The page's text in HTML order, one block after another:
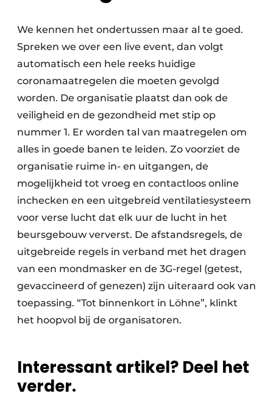
We kennen het ondertussen maar al te goed.
Spreken we over een live event, dan volgt
automatisch een hele reeks huidige
coronamaatregelen die moeten gevolgd
worden. De organisatie plaatst dan ook de
veiligheid en de gezondheid met stip op
nummer 1. Er worden tal van maatregelen om
alles in goede banen te leiden. Zo voorziet de
organisatie ruime in- en uitgangen, de
mogelijkheid tot vroeg en contactloos online
inchecken en een uitgebreid ventilatiesysteem
voor verse lucht dat elk uur de lucht in het
beursgebouw ververst. De afstandsregels, de
uitgebreide regels in verband met het dragen
van een mondmasker en de 3G-regel (getest,
gevaccineerd of genezen) zijn uiteraard ook van
toepassing. “Tot binnenkort in Löhne”, klinkt
het hoopvol bij de organisatoren.
Interessant artikel? Deel het
verder.